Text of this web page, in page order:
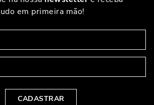
Os Termos Utilizados
PARA VOCÊ